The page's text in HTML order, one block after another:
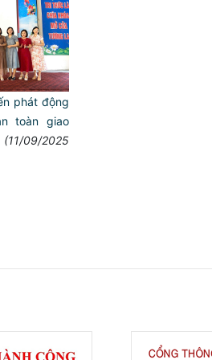
phát động
toàn giao
(11/09/2025